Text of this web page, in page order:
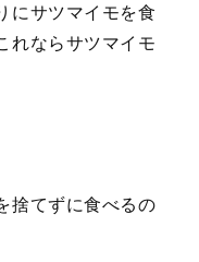
にサツマイモを食
れならサツマイモ
捨てずに食べるの